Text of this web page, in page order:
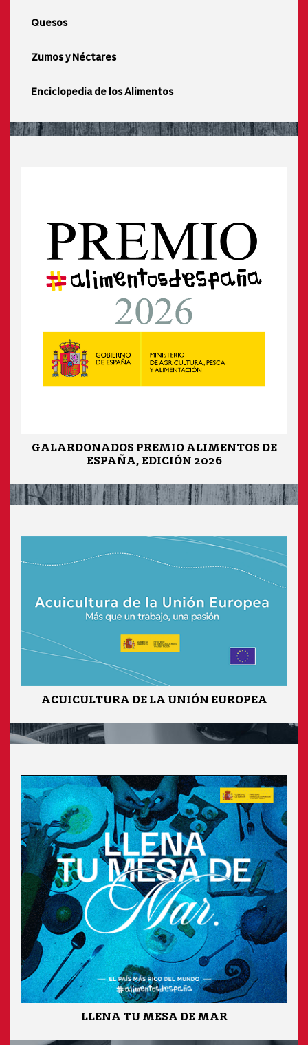
Quesos
Zumos y Néctares
Enciclopedia de los Alimentos
GALARDONADOS PREMIO ALIMENTOS DE
ESPAÑA, EDICIÓN 2026
ACUICULTURA DE LA UNIÓN EUROPEA
LLENA TU MESA DE MAR